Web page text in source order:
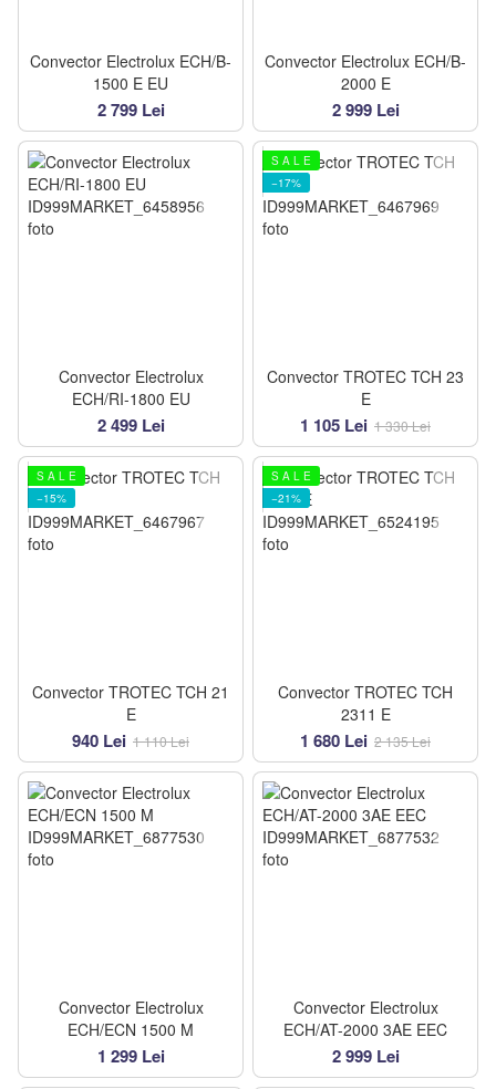
Convector Electrolux ECH/B-
1500 E EU
2 799 Lei
Convector Electrolux ECH/B-
2000 E
2 999 Lei
Convector Electrolux
ECH/RI-1800 EU
2 499 Lei
S A L E
−17%
Convector TROTEC TCH 23
E
1 105 Lei 1 330 Lei
S A L E
−15%
Convector TROTEC TCH 21
E
940 Lei 1 110 Lei
S A L E
−21%
Convector TROTEC TCH
2311 E
1 680 Lei 2 135 Lei
Convector Electrolux
ECH/ECN 1500 M
1 299 Lei
Convector Electrolux
ECH/AT-2000 3AE EEC
2 999 Lei